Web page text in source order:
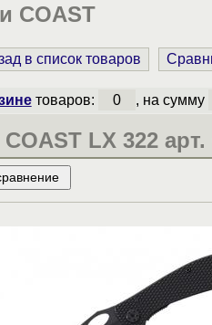
COAST
в список товаров
товаров: 0 , на сумму
LX 322 арт.